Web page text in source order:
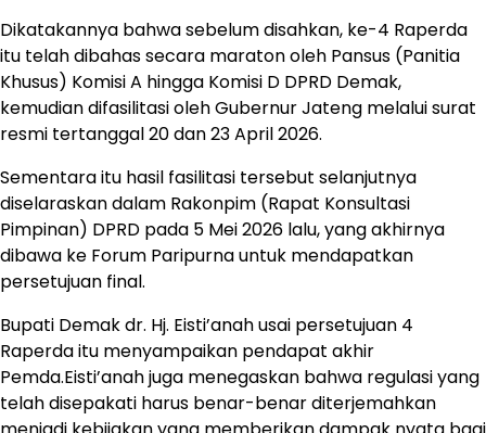
Dikatakannya bahwa sebelum disahkan, ke-4 Raperda
itu telah dibahas secara maraton oleh Pansus (Panitia
Khusus) Komisi A hingga Komisi D DPRD Demak,
kemudian difasilitasi oleh Gubernur Jateng melalui surat
resmi tertanggal 20 dan 23 April 2026.
Sementara itu hasil fasilitasi tersebut selanjutnya
diselaraskan dalam Rakonpim (Rapat Konsultasi
Pimpinan) DPRD pada 5 Mei 2026 lalu, yang akhirnya
dibawa ke Forum Paripurna untuk mendapatkan
persetujuan final.
Bupati Demak dr. Hj. Eisti’anah usai persetujuan 4
Raperda itu menyampaikan pendapat akhir
Pemda.Eisti’anah juga menegaskan bahwa regulasi yang
telah disepakati harus benar-benar diterjemahkan